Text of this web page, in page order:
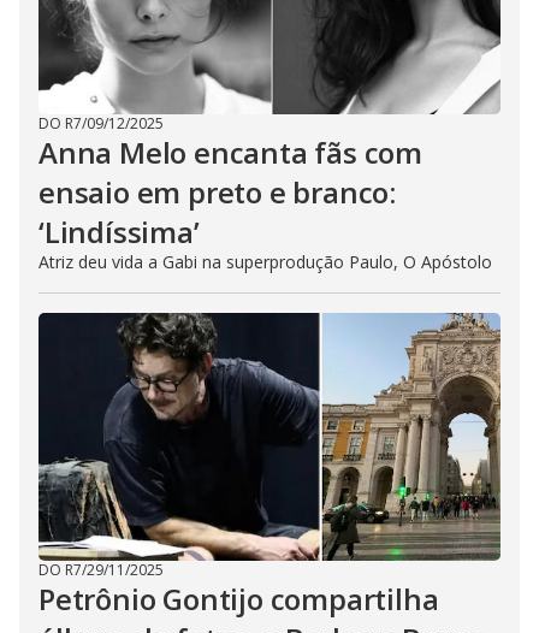
DO R7/09/12/2025
Anna Melo encanta fãs com
ensaio em preto e branco:
‘Lindíssima’
Atriz deu vida a Gabi na superprodução Paulo, O Apóstolo
DO R7/29/11/2025
Petrônio Gontijo compartilha